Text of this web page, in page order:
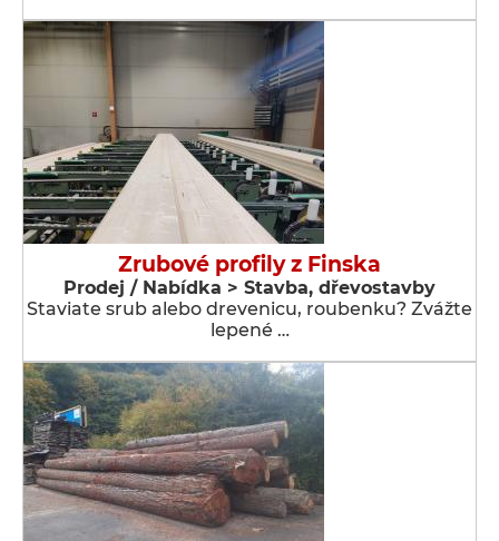
Zrubové profily z Finska
Prodej / Nabídka > Stavba, dřevostavby
Staviate srub alebo drevenicu, roubenku? Zvážte
lepené …